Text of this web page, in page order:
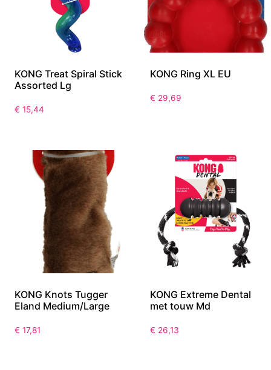
KONG Treat Spiral Stick
Assorted Lg
€ 15,44
KONG Ring XL EU
€ 29,69
KONG Knots Tugger
Eland Medium/Large
€ 17,81
KONG Extreme Dental
met touw Md
€ 26,13